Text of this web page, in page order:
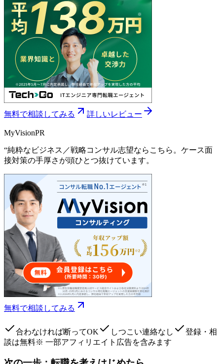
無料で相談してみる 詳しいレビュー
MyVisionPR
“純粋なビジネス／戦略コンサル志望ならこちら。ケース面
接対策の手厚さが頭ひとつ抜けています。
無料で相談してみる
合わなければ断ってOK しつこい連絡なし
登録・相
談は無料※ 一部アフィリエイト広告を含みます